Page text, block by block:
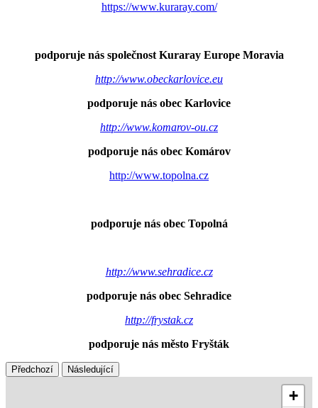
https://www.kuraray.com/
podporuje nás společnost Kuraray Europe Moravia
http://www.obeckarlovice.eu
podporuje nás obec Karlovice
http://www.komarov-ou.cz
podporuje nás obec Komárov
http://www.topolna.cz
podporuje nás obec Topolná
http://www.sehradice.cz
podporuje nás obec Sehradice
http://frystak.cz
podporuje nás město Fryšták
Předchozí Následující
+